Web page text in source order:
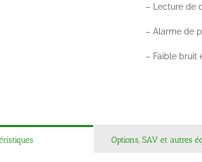
– Lecture de
– Alarme de
– Faible bruit
(*)
Options, SAV et autres